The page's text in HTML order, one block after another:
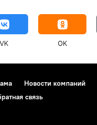
VK OK
Новости компаний
связь